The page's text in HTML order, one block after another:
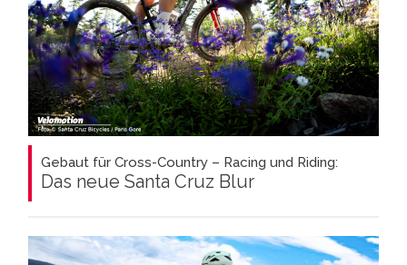
Gebaut für Cross-Country – Racing und Riding:
Das neue Santa Cruz Blur